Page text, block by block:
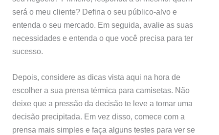
será o meu cliente? Defina o seu público-alvo e
entenda o seu mercado. Em seguida, avalie as suas
necessidades e entenda o que você precisa para ter
sucesso.
Depois, considere as dicas vista aqui na hora de
escolher a sua prensa térmica para camisetas. Não
deixe que a pressão da decisão te leve a tomar uma
decisão precipitada. Em vez disso, comece com a
prensa mais simples e faça alguns testes para ver se